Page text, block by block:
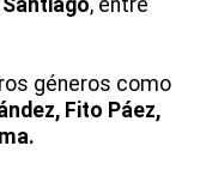
, entre
géneros como
Fito Páez,